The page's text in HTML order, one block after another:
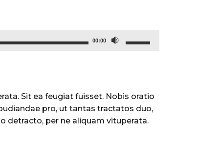
00:00
increase
or
decrease
Sit ea feugiat fuisset. Nobis oratio
pro, ut tantas tractatos duo,
detracto, per ne aliquam vituperata.